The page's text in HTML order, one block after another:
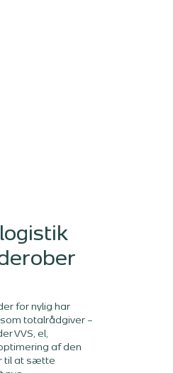
for nylig har
totalrådgiver –
VVS, el,
af den
til at sætte